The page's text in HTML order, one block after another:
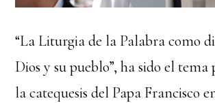
“La Liturgia de la Palabra como
Dios y su pueblo”, ha sido el
la catequesis del Papa Francisco